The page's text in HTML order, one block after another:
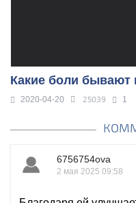
Какие боли бывают
2020-04-20 25039 1
6756754ova
2 мая 2025 09:58